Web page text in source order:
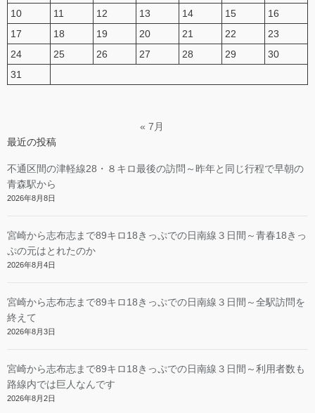
10
11 12 13 14 15
16
17
18 19 20 21 22
23
24
25 26 27 28 29
30
31
« 7月
最近の投稿
不通区間の津軽線28・８キロ最後の訪問～昨年と同じ行程で早朝の
青森駅から
2026年8月8日
宮崎から志布志まで89キロ18きっぷでの日南線３日間～青春18きっ
ぷの元はとれたのか
2026年8月4日
宮崎から志布志まで89キロ18きっぷでの日南線３日間～全駅訪問を
終えて
2026年8月3日
宮崎から志布志まで89キロ18きっぷでの日南線３日間～利用者数も
路線内では巨人なんです
2026年8月2日